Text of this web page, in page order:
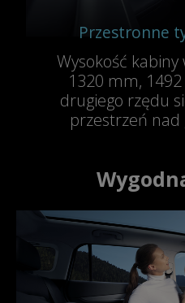
Przestronne
Wysokość
1320 mm,
drugiego rzędu
przestrzeń nad